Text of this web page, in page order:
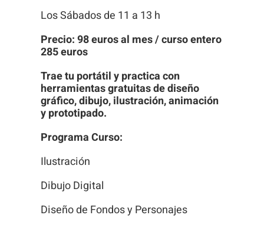
Los Sábados de 11 a 13 h
Precio: 98 euros al mes / curso entero
285 euros
Trae tu portátil y practica con
herramientas gratuitas de diseño
gráfico, dibujo, ilustración, animación
y prototipado.
Programa Curso:
Ilustración
Dibujo Digital
Diseño de Fondos y Personajes